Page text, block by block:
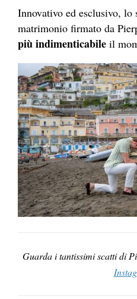
Innovativo ed esclusivo,
matrimonio firmato da
più indimenticabile il
Guarda i tantissimi scatti di